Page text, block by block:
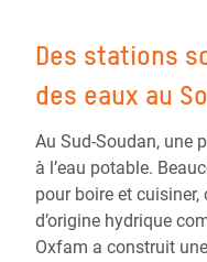
Des stations
des eaux au
Au Sud-Soudan, une
à l’eau potable.
pour boire et
d’origine hydrique
Oxfam a construit